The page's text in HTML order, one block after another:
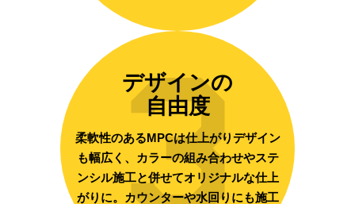
3
デザインの
自由度
柔軟性のあるMPCは仕上がりデザイン
も幅広く、カラーの組み合わせやステ
ンシル施工と併せてオリジナルな仕上
がりに。カウンターや水回りにも施工